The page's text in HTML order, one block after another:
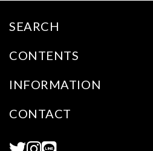
SEARCH
CONTENTS
INFORMATION
CONTACT